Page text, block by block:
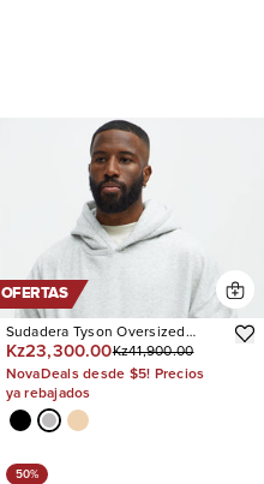
OFERTAS
Sudadera Tyson Oversized
Heavyweight
Kz23,300.00Kz41,900.00
NovaDeals desde $5! Precios
ya rebajados
50%